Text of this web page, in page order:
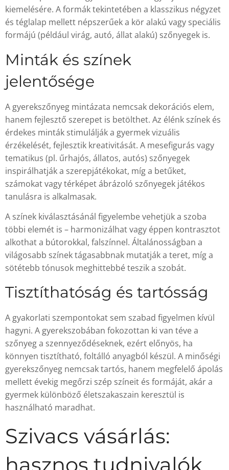
kiemelésére. A formák tekintetében a klasszikus négyzet
és téglalap mellett népszerűek a kör alakú vagy speciális
formájú (például virág, autó, állat alakú) szőnyegek is.
Minták és színek
jelentősége
A gyerekszőnyeg mintázata nemcsak dekorációs elem,
hanem fejlesztő szerepet is betölthet. Az élénk színek és
érdekes minták stimulálják a gyermek vizuális
érzékelését, fejlesztik kreativitását. A mesefigurás vagy
tematikus (pl. űrhajós, állatos, autós) szőnyegek
inspirálhatják a szerepjátékokat, míg a betűket,
számokat vagy térképet ábrázoló szőnyegek játékos
tanulásra is alkalmasak.
A színek kiválasztásánál figyelembe vehetjük a szoba
többi elemét is – harmonizálhat vagy éppen kontrasztot
alkothat a bútorokkal, falszínnel. Általánosságban a
világosabb színek tágasabbnak mutatják a teret, míg a
sötétebb tónusok meghittebbé teszik a szobát.
Tisztíthatóság és tartósság
A gyakorlati szempontokat sem szabad figyelmen kívül
hagyni. A gyerekszobában fokozottan ki van téve a
szőnyeg a szennyeződéseknek, ezért előnyös, ha
könnyen tisztítható, foltálló anyagból készül. A minőségi
gyerekszőnyeg nemcsak tartós, hanem megfelelő ápolás
mellett évekig megőrzi szép színeit és formáját, akár a
gyermek különböző életszakaszain keresztül is
használható maradhat.
Szivacs vásárlás:
hasznos tudnivalók